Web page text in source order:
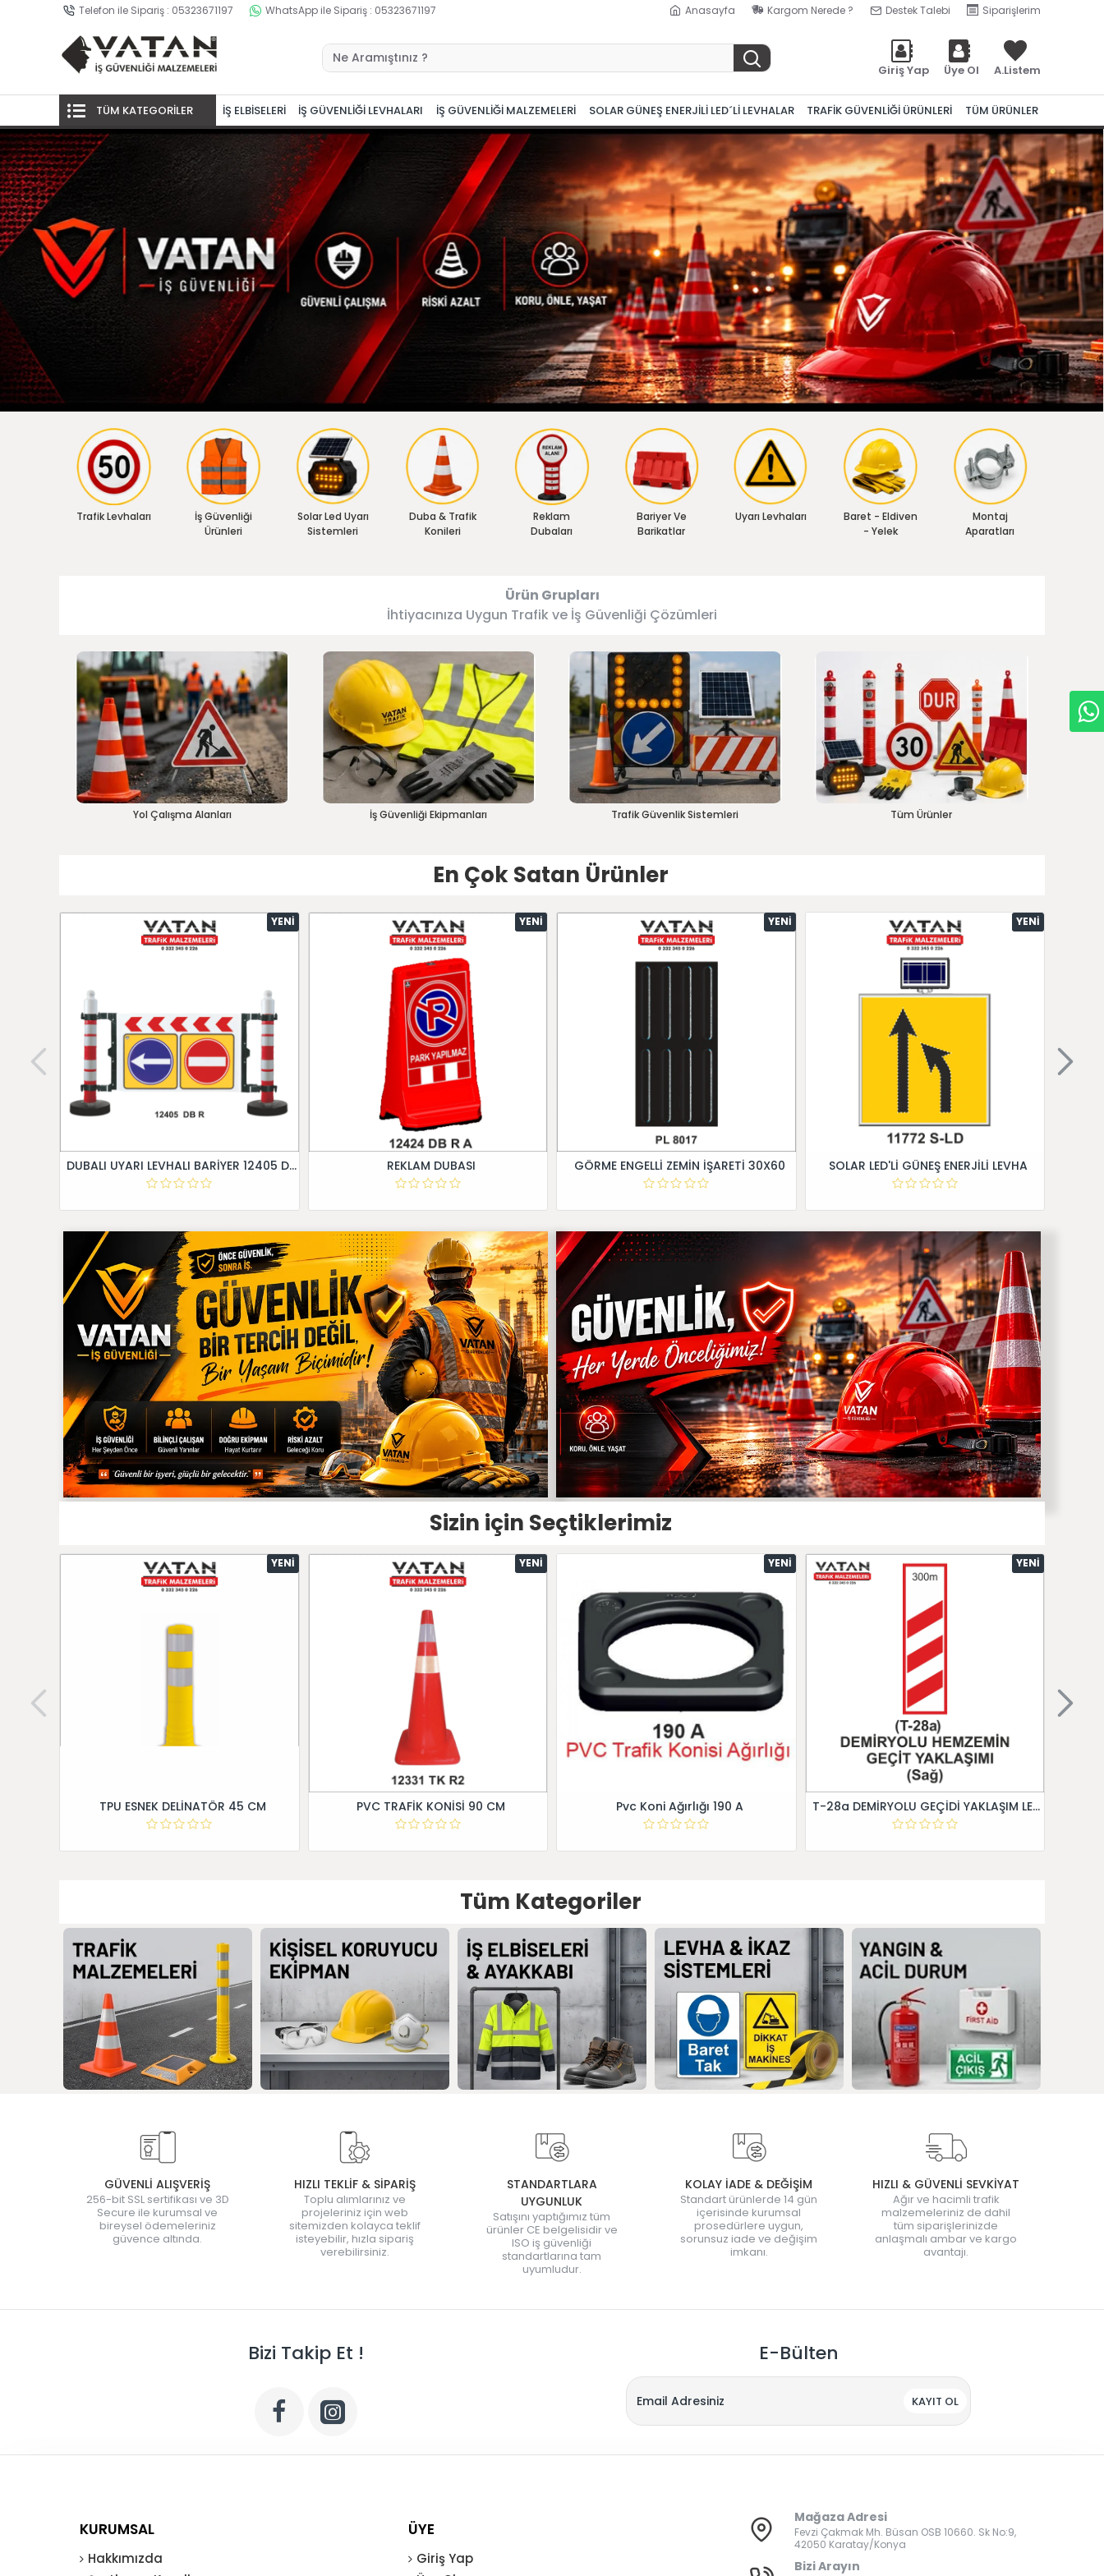
Telefon ile Sipariş : 05323671197 WhatsApp ile Sipariş : 05323671197 Anasayfa Kargom Nerede ? Destek Talebi Siparişlerim
Giriş Yap Üye Ol A.Listem
TÜM KATEGORİLER İŞ ELBİSELERİ İŞ GÜVENLİĞİ LEVHALARI İŞ GÜVENLİĞİ MALZEMELERİ SOLAR GÜNEŞ ENERJİLİ LED´Lİ LEVHALAR TRAFİK GÜVENLİĞİ ÜRÜNLERİ TÜM ÜRÜNLER
Trafik Levhaları
İş Güvenliği
Ürünleri
Solar Led Uyarı
Sistemleri
Duba & Trafik
Konileri
Reklam
Dubaları
Bariyer Ve
Barikatlar
Uyarı Levhaları
Baret - Eldiven
- Yelek
Montaj
Aparatları
Ürün Grupları
İhtiyacınıza Uygun Trafik ve İş Güvenliği Çözümleri
Yol Çalışma Alanları İş Güvenliği Ekipmanları Trafik Güvenlik Sistemleri Tüm Ürünler
En Çok Satan Ürünler
YENI
DUBALI UYARI LEVHALI BARİYER 12405 DB R
YENI
REKLAM DUBASI
YENI
GÖRME ENGELLİ ZEMİN İŞARETİ 30X60
YENI
SOLAR LED'Lİ GÜNEŞ ENERJİLİ LEVHA
Sizin için Seçtiklerimiz
YENI
TPU ESNEK DELİNATÖR 45 CM
YENI
PVC TRAFİK KONİSİ 90 CM
YENI
Pvc Koni Ağırlığı 190 A
YENI
T-28a DEMİRYOLU GEÇİDİ YAKLAŞIM LEVHALARI (Sağ)
Tüm Kategoriler
GÜVENLİ ALIŞVERİŞ
256-bit SSL sertifikası ve 3D
Secure ile kurumsal ve
bireysel ödemeleriniz
güvence altında.
HIZLI TEKLİF & SİPARİŞ
Toplu alımlarınız ve
projeleriniz için web
sitemizden kolayca teklif
isteyebilir, hızla sipariş
verebilirsiniz.
STANDARTLARA
UYGUNLUK
Satışını yaptığımız tüm
ürünler CE belgelisidir ve
ISO iş güvenliği
standartlarına tam
uyumludur.
KOLAY İADE & DEĞİŞİM
Standart ürünlerde 14 gün
içerisinde kurumsal
prosedürlere uygun,
sorunsuz iade ve değişim
imkanı.
HIZLI & GÜVENLİ SEVKİYAT
Ağır ve hacimli trafik
malzemeleriniz de dahil
tüm siparişlerinizde
anlaşmalı ambar ve kargo
avantajı.
Bizi Takip Et ! E-Bülten
KAYIT OL
KURUMSAL
Hakkımızda
ÜYE
Giriş Yap
Mağaza Adresi
Fevzi Çakmak Mh. Büsan OSB 10660. Sk No:9,
42050 Karatay/Konya
Bizi Arayın